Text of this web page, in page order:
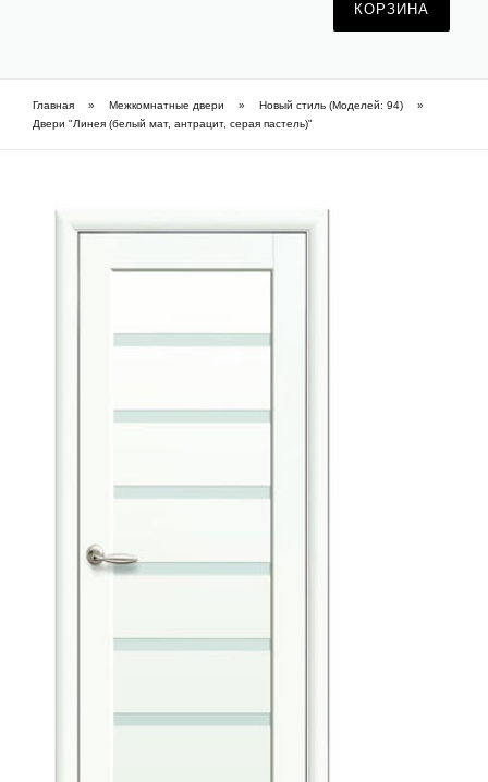
Шпоновані приховані двері
КОРЗИНА
Вы здесь
Главная » Межкомнатные двери » Новый стиль (Моделей: 94)
»
Двери "Линея (белый мат, антрацит, серая пастель)"